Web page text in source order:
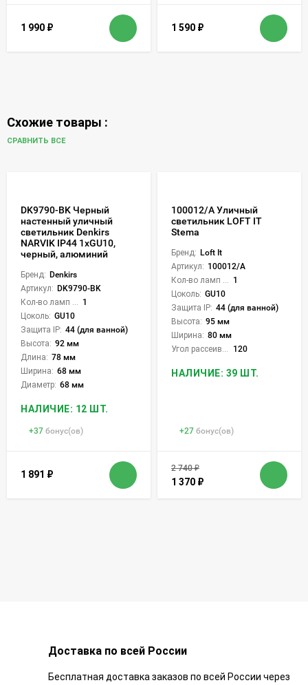
1 990 ₽ 1 590 ₽
Схожие товары :
СРАВНИТЬ ВСЕ
DK9790-BK Черный
настенный уличный
светильник Denkirs
NARVIK IP44 1хGU10,
черный, алюминий
Бренд: Denkirs
Артикул: DK9790-BK
1
Цоколь: GU10
Защита IP: 44 (для ванной)
Высота: 92 мм
Длина: 78 мм
Ширина: 68 мм
Диаметр: 68 мм
НАЛИЧИЕ: 12 ШТ.
+37 бонус(ов)
1 891 ₽
100012/A Уличный
светильник LOFT IT
Stema
Бренд: Loft It
Артикул: 100012/A
1
Цоколь: GU10
Защита IP: 44 (для ванной)
Высота: 95 мм
Ширина: 80 мм
120
НАЛИЧИЕ: 39 ШТ.
+27 бонус(ов)
2 740₽
1 370 ₽
Доставка по всей России
Бесплатная доставка заказов по всей России через